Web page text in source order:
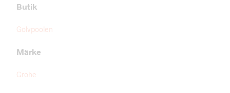
Butik
Golvpoolen
Märke
Grohe